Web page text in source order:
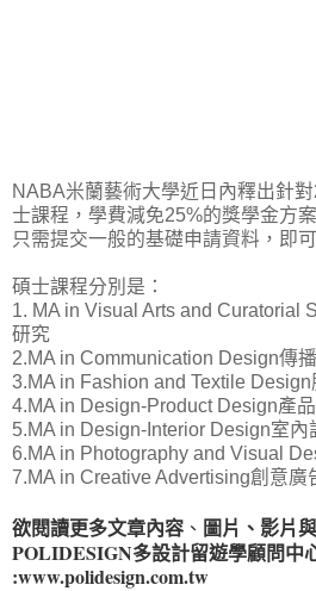
NABA米蘭藝術大學近日內釋出針
士課程，學費減免25%的獎學金方
只需提交一般的基礎申請資料，即可
碩士課程分別是：
1. MA in Visual Arts and Curatorial
研究
2.MA in Communication Design傳
3.MA in Fashion and Textile
4.MA in Design-Product Design產
5.MA in Design-Interior Design室內
6.MA in Photography and Visual
7.MA in Creative Advertising創意廣
欲閱讀更多文章內容 、 圖片、影片
POLIDESIGN多設計留遊學顧問中
:www.polidesign.com.tw